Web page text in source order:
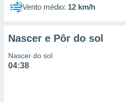
Vento médio: 12 km/h
Nascer e Pôr do sol
Nascer do sol
04:38